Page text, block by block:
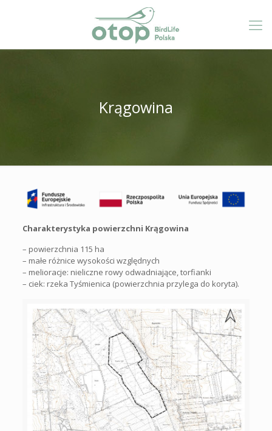
Krągowina
Charakterystyka powierzchni Krągowina
– powierzchnia 115 ha
– małe różnice wysokości względnych
– melioracje: nieliczne rowy odwadniające, torfianki
– ciek: rzeka Tyśmienica (powierzchnia przylega do koryta).